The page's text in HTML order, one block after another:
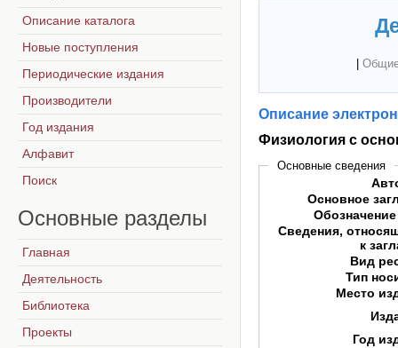
Описание
Физиология с
Основные сведения
Основное
Сведения,
к
Вид
Тип
Место
Год
Описание каталога
Новые поступления
Периодические издания
Производители
Год издания
Алфавит
Поиск
Основные разделы
Главная
Деятельность
Библиотека
Проекты